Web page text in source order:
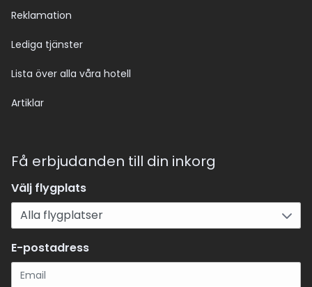
Reklamation
Lediga tjänster
Lista över alla våra hotell
Artiklar
Få erbjudanden till din inkorg
Välj flygplats
E-postadress